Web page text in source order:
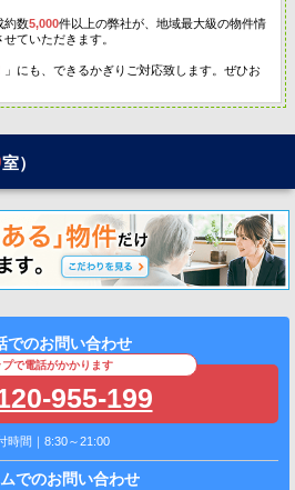
約数5,000件以上の弊社が、地域最大級の物件情
ていただきます。
」にも、できるかぎりご対応致します。ぜひお
室）
でのお問い合わせ
プで電話がかかります
955-199
時間｜8:30～21:00
でのお問い合わせ